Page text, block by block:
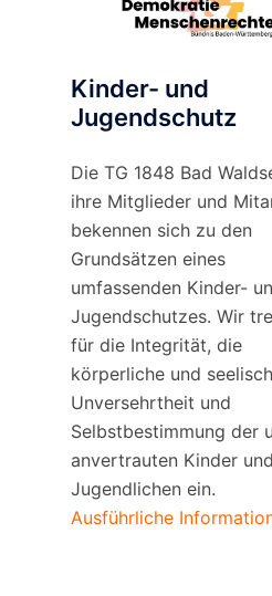
Kinder- und
Jugendschutz
Die TG 1848 Bad
ihre Mitglieder und
bekennen sich zu den
Grundsätzen eines
umfassenden Kinder-
Jugendschutzes. Wir
für die Integrität, die
körperliche und
Unversehrtheit und
Selbstbestimmung der
anvertrauten Kinder und
Jugendlichen ein.
Ausführliche